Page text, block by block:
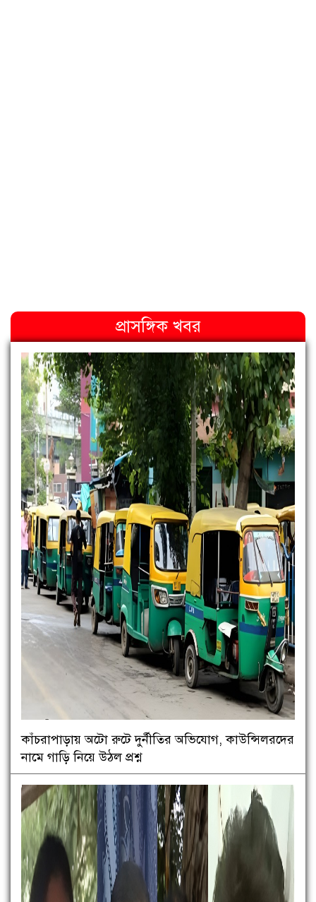
প্রাসঙ্গিক খবর
কাঁচরাপাড়ায় অটো রুটে দুর্নীতির অভিযোগ, কাউন্সিলরদের
নামে গাড়ি নিয়ে উঠল প্রশ্ন